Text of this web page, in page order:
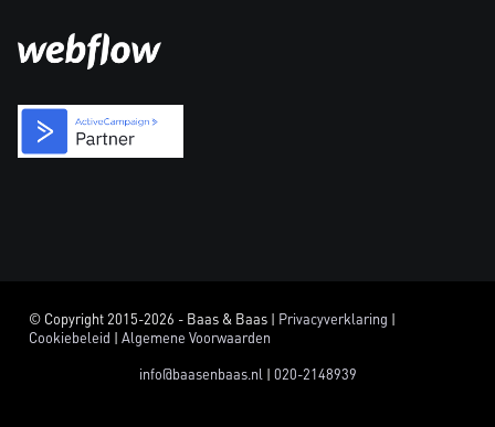
© Copyright 2015-2026 - Baas & Baas | Privacyverklaring |
Cookiebeleid | Algemene Voorwaarden
info@baasenbaas.nl| 020-2148939